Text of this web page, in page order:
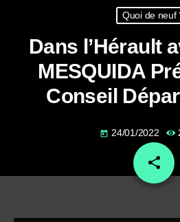
Quoi de neuf
Dans l’Hérault
MESQUIDA
Conseil
today 24/01/2022
share
email